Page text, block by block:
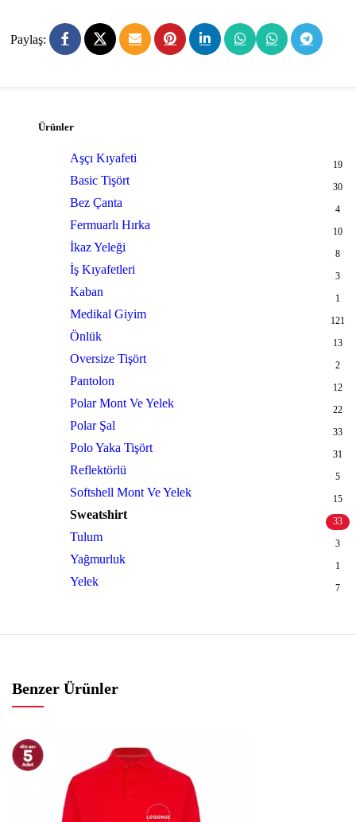
Paylaş:
Ürünler
Aşçı Kıyafeti 19
Basic Tişört 30
Bez Çanta 4
Fermuarlı Hırka 10
İkaz Yeleği 8
İş Kıyafetleri 3
Kaban 1
Medikal Giyim 121
Önlük 13
Oversize Tişört 2
Pantolon 12
Polar Mont Ve Yelek 22
Polar Şal 33
Polo Yaka Tişört 31
Reflektörlü 5
Softshell Mont Ve Yelek 15
Sweatshirt 33
Tulum 3
Yağmurluk 1
Yelek 7
Benzer Ürünler